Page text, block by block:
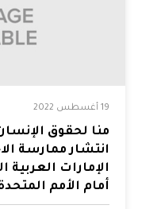
19 أغسطس 2022
منّا لحقوق
انتشار ممارسة
الإمارات العربية
أمام الأمم